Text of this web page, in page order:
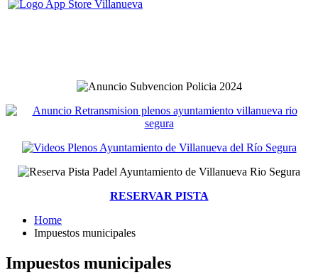
RESERVAR PISTA
Home
Impuestos municipales
Impuestos municipales